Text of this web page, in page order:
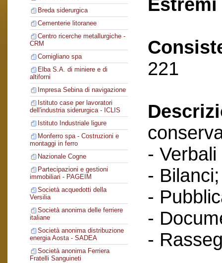
Breda siderurgica
Cementerie litoranee
Centro ricerche metallurgiche -
CRM
Cornigliano spa
Elba S.A. di miniere e di
altiforni
Impresa Sebina di navigazione
Istituto case per lavoratori
dell'industria siderurgica - ICLIS
Istituto Industriale ligure
Monferro spa - Costruzioni e
montaggi in ferro
Nazionale Cogne
Partecipazioni e gestioni
immobiliari - PAGEIM
Società acquedotti della
Versilia
Società anonima delle ferriere
italiane
Società anonima distribuzione
energia Aosta - SADEA
Società anonima Ferriera
Fratelli Sanguineti
221
-
- Bilanci;
-
-
-